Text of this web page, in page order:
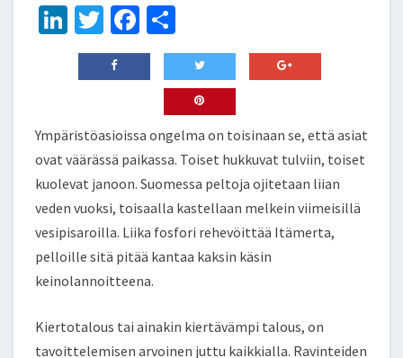
Li
n
ke
n
T
wi
tt
Fa
ce
b
o
k
h
ar
e
Ympäristöasioissa ongelma on toisinaan se, että asiat
ovat väärässä paikassa. Toiset hukkuvat tulviin, toiset
kuolevat janoon. Suomessa peltoja ojitetaan liian
veden vuoksi, toisaalla kastellaan melkein viimeisillä
vesipisaroilla. Liika fosfori rehevöittää Itämerta,
pelloille sitä pitää kantaa kaksin käsin
keinolannoitteena.
Kiertotalous tai ainakin kiertävämpi talous, on
tavoittelemisen arvoinen juttu kaikkialla. Ravinteiden